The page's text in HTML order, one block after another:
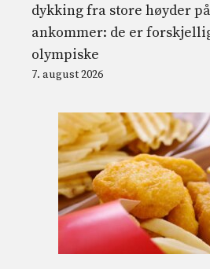
dykking fra store høyder
ankommer: de er
olympiske
7. august 2026